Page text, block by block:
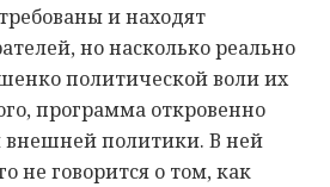
и находят
но насколько реально
политической воли их
программа откровенно
внешней политики. В ней
не говорится о том, как